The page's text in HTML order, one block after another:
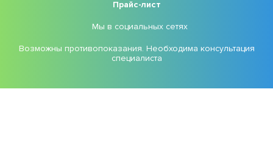
Прайс-лист
Мы в социальных сетях
Возможны противопоказания. Необходима консультация
специалиста